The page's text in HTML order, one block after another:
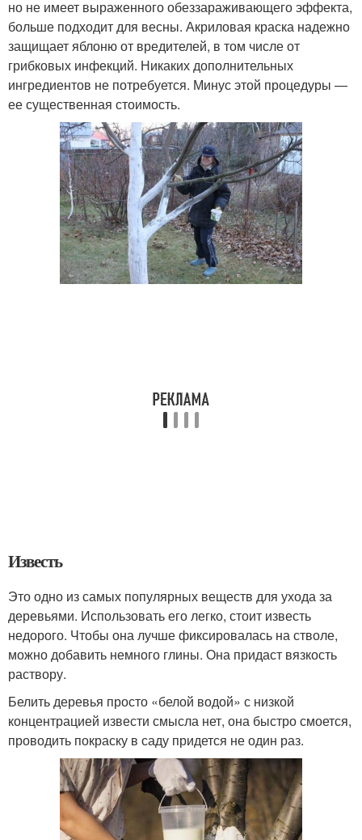
но не имеет выраженного обеззараживающего эффекта,
больше подходит для весны. Акриловая краска надежно
защищает яблоню от вредителей, в том числе от
грибковых инфекций. Никаких дополнительных
ингредиентов не потребуется. Минус этой процедуры —
ее существенная стоимость.
Известь
Это одно из самых популярных веществ для ухода за
деревьями. Использовать его легко, стоит известь
недорого. Чтобы она лучше фиксировалась на стволе,
можно добавить немного глины. Она придаст вязкость
раствору.
Белить деревья просто «белой водой» с низкой
концентрацией извести смысла нет, она быстро смоется,
проводить покраску в саду придется не один раз.